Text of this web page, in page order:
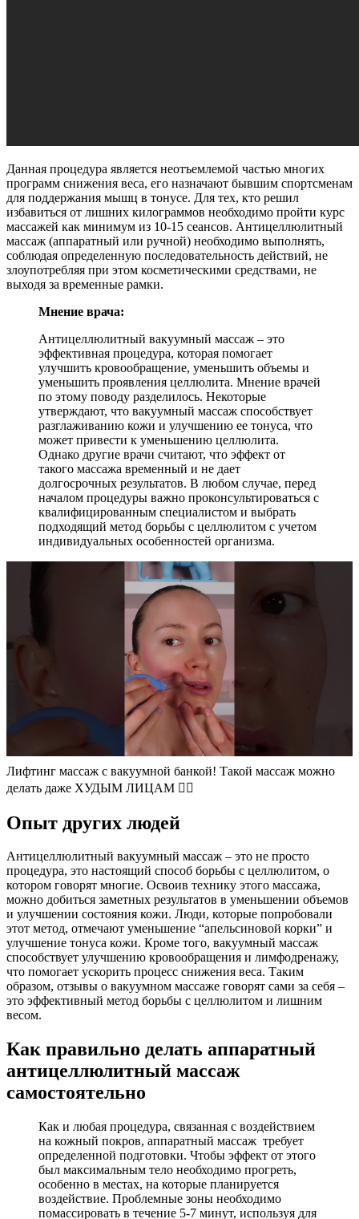
Данная процедура является неотъемлемой частью многих
программ снижения веса, его назначают бывшим спортсменам
для поддержания мышц в тонусе. Для тех, кто решил
избавиться от лишних килограммов необходимо пройти курс
массажей как минимум из 10-15 сеансов. Антицеллюлитный
массаж (аппаратный или ручной) необходимо выполнять,
соблюдая определенную последовательность действий, не
злоупотребляя при этом косметическими средствами, не
выходя за временные рамки.
Мнение врача:
Антицеллюлитный вакуумный массаж – это
эффективная процедура, которая помогает
улучшить кровообращение, уменьшить объемы и
уменьшить проявления целлюлита. Мнение врачей
по этому поводу разделилось. Некоторые
утверждают, что вакуумный массаж способствует
разглаживанию кожи и улучшению ее тонуса, что
может привести к уменьшению целлюлита.
Однако другие врачи считают, что эффект от
такого массажа временный и не дает
долгосрочных результатов. В любом случае, перед
началом процедуры важно проконсультироваться с
квалифицированным специалистом и выбрать
подходящий метод борьбы с целлюлитом с учетом
индивидуальных особенностей организма.
Лифтинг массаж с вакуумной банкой! Такой массаж можно
делать даже ХУДЫМ ЛИЦАМ 👌🏻
Опыт других людей
Антицеллюлитный вакуумный массаж – это не просто
процедура, это настоящий способ борьбы с целлюлитом, о
котором говорят многие. Освоив технику этого массажа,
можно добиться заметных результатов в уменьшении объемов
и улучшении состояния кожи. Люди, которые попробовали
этот метод, отмечают уменьшение “апельсиновой корки” и
улучшение тонуса кожи. Кроме того, вакуумный массаж
способствует улучшению кровообращения и лимфодренажу,
что помогает ускорить процесс снижения веса. Таким
образом, отзывы о вакуумном массаже говорят сами за себя –
это эффективный метод борьбы с целлюлитом и лишним
весом.
Как правильно делать аппаратный
антицеллюлитный массаж
самостоятельно
Как и любая процедура, связанная с воздействием
на кожный покров, аппаратный массаж требует
определенной подготовки. Чтобы эффект от этого
был максимальным тело необходимо прогреть,
особенно в местах, на которые планируется
воздействие. Проблемные зоны необходимо
помассировать в течение 5-7 минут, используя для